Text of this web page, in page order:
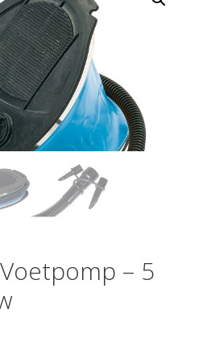
– 5